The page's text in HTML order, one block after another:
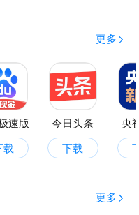
市，以城市全民阅读
。
更多
速版
载
今日头条
下载
央
更多